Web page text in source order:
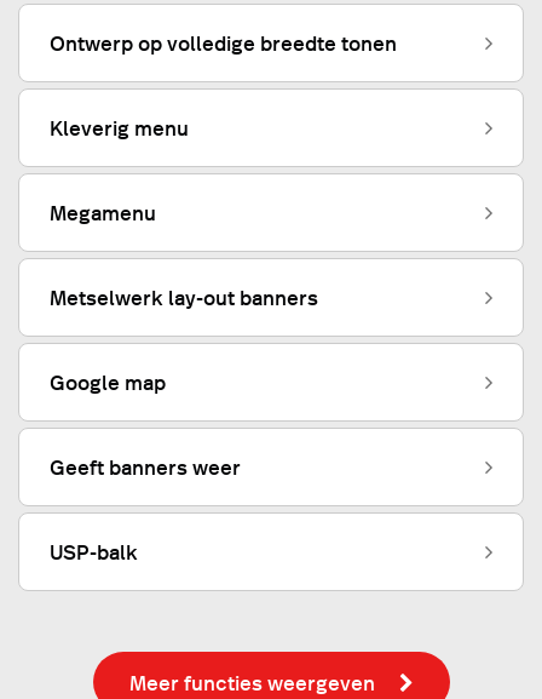
Ontwerp op volledige breedte tonen
Kleverig menu
Megamenu
Metselwerk lay-out banners
Google map
Geeft banners weer
USP-balk
Meer functies weergeven